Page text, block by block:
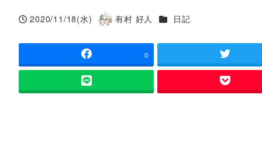
投稿日
2020/11/18(水)
著
有村 好人 カテゴリー
日記
0